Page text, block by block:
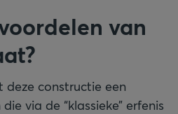
van
deze constructie een
via de “klassieke” erfenis